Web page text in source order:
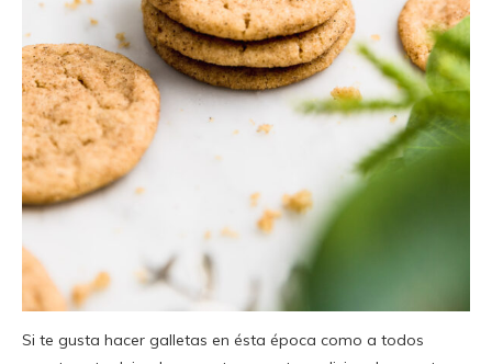
Si te gusta hacer galletas en ésta época como a todos